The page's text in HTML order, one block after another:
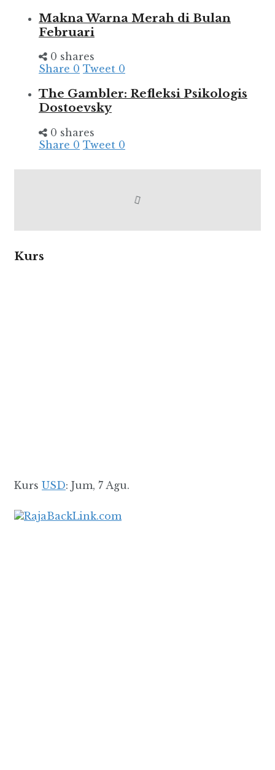
Makna Warna Merah di Bulan
Februari
0 shares
Share 0 Tweet 0
The Gambler: Refleksi Psikologis
Dostoevsky
0 shares
Share 0 Tweet 0
Kurs
Kurs USD: Jum, 7 Agu.